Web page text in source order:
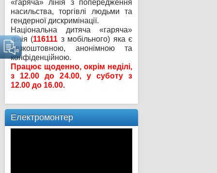
«гаряча» лінія з попередження
насильства, торгівлі людьми та
гендерної дискримінації.
Національна дитяча «гаряча»
лінія (116111 з мобільного) яка є
безкоштовною, анонімною та
конфіденційною.
Працює щоденно, окрім неділі,
з 12.00 до 24.00, у суботу з
12.00 до 16.00.
Електромонтер